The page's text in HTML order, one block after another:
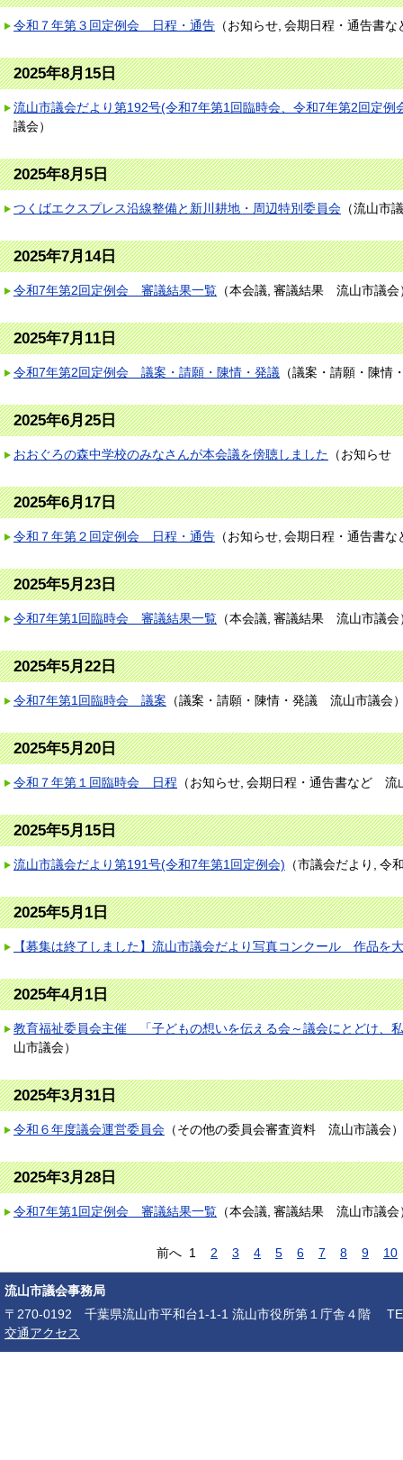
令和７年第３回定例会 日程・通告 （お知らせ 会期日程・通告書な
2025年8月15日
流山市議会だより第192号(令和7年第1回臨時会、令和7年第2回定例
議会）
2025年8月5日
つくばエクスプレス沿線整備と新川耕地・周辺特別委員会 （流山市
2025年7月14日
令和7年第2回定例会 審議結果一覧 （本会議 審議結果 流山市議会
2025年7月11日
令和7年第2回定例会 議案・請願・陳情・発議 （議案・請願・陳情
2025年6月25日
おおぐろの森中学校のみなさんが本会議を傍聴しました （お知らせ
2025年6月17日
令和７年第２回定例会 日程・通告 （お知らせ 会期日程・通告書な
2025年5月23日
令和7年第1回臨時会 審議結果一覧 （本会議 審議結果 流山市議会
2025年5月22日
令和7年第1回臨時会 議案 （議案・請願・陳情・発議 流山市議会
2025年5月20日
令和７年第１回臨時会 日程 （お知らせ 会期日程・通告書など 流
2025年5月15日
流山市議会だより第191号(令和7年第1回定例会) （市議会だより 令
2025年5月1日
【募集は終了しました】流山市議会だより写真コンクール 作品を
2025年4月1日
教育福祉委員会主催 「子どもの想いを伝える会～議会にとどけ、
山市議会）
2025年3月31日
令和６年度議会運営委員会 （その他の委員会審査資料 流山市議会）
2025年3月28日
令和7年第1回定例会 審議結果一覧 （本会議 審議結果 流山市議会
前へ 1 2 3 4 5 6 7 8 9 10
流山市議会事務局
〒270-0192 千葉県流山市平和台1-1-1 流山市役所第１庁舎４階
交通アクセス